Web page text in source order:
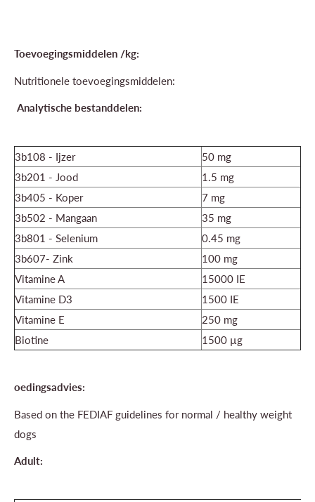
Toevoegingsmiddelen /kg:
Nutritionele toevoegingsmiddelen:
Analytische bestanddelen:
3b108 - Ijzer
50 mg
3b201 - Jood
1.5 mg
3b405 - Koper
7 mg
3b502 - Mangaan
35 mg
3b801 - Selenium
0.45 mg
3b607- Zink
100 mg
Vitamine A
15000 IE
Vitamine D3
1500 IE
Vitamine E
250 mg
Biotine
1500 µg
oedingsadvies:
Based on the FEDIAF guidelines for normal / healthy weight
dogs
Adult: